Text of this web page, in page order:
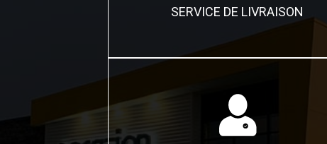
SERVICE DE LIVRAISON